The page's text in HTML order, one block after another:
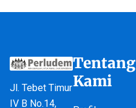
Jl. Tebet Timur
IV B No.14,
Tentang
Kami